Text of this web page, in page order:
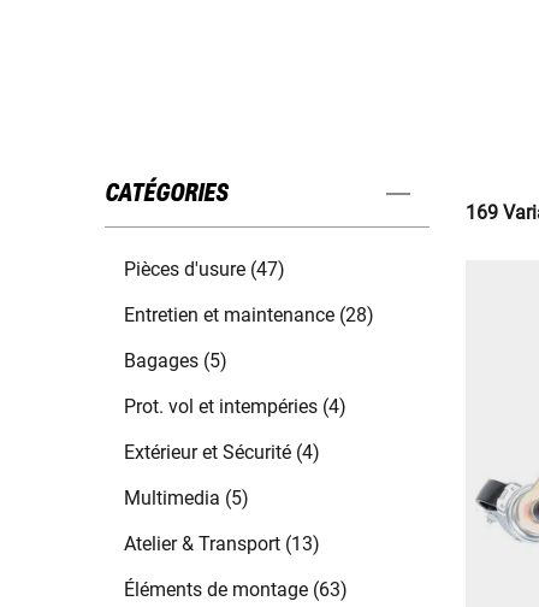
CATÉGORIES
Pièces d'usure (47)
Entretien et maintenance (28)
Bagages (5)
Prot. vol et intempéries (4)
Extérieur et Sécurité (4)
Multimedia (5)
Atelier & Transport (13)
Éléments de montage (63)
169